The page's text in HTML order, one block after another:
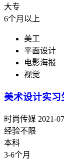
大专
6个月以上
美工
平面设计
电影海报
视觉
美术设计实习
时尚传媒 2021-
经验不限
本科
3-6个月